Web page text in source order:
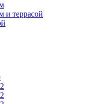
и террасой